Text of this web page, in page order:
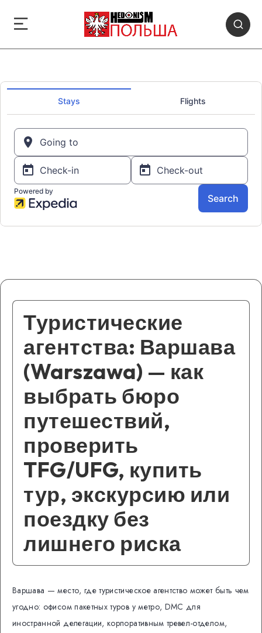
Туристические
агентства: Варшава
(Warszawa) — как
выбрать бюро
путешествий,
проверить
TFG/UFG, купить
тур, экскурсию или
поездку без
лишнего риска
Варшава — место, где туристическое агентство может быть чем
угодно: офисом пакетных туров у метро, DMC для
иностранной делегации, корпоративным тревел-отделом,